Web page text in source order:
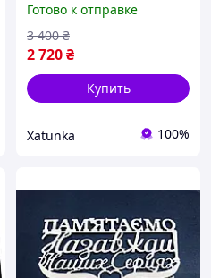
большой шашличный
комплект, ручная работа,
нержавейка
Готово к отправке
2 720₴
3 400 ₴
Купить
Xatunka 100%